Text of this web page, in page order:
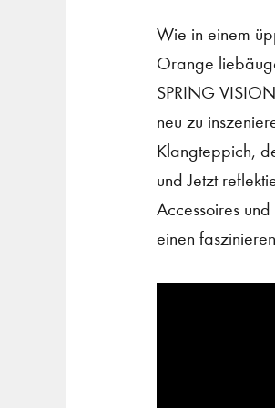
Wie in einem
Orange
SPRING
neu zu
Klangteppich,
und Jetzt
Accessoires
einen